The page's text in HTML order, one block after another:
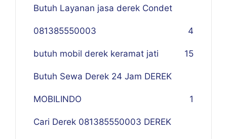
Butuh Layanan jasa derek Condet
081385550003 4
butuh mobil derek keramat jati 15
Butuh Sewa Derek 24 Jam DEREK
MOBILINDO 1
Cari Derek 081385550003 DEREK